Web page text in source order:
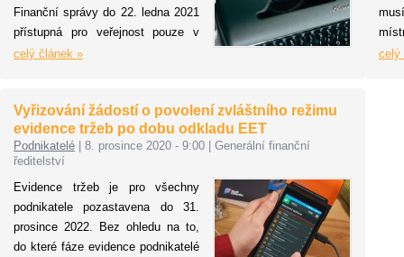
Finanční správy do 22. ledna 2021
přístupná pro veřejnost pouze v
omezeném rozsahu.
celý článek » celý
Vyřizování žádostí o povolení zvláštního režimu
evidence tržeb po dobu odkladu EET
Podnikatelé 8. prosince 2020 - 9:00
Generální finanční
ředitelství
Evidence tržeb je pro všechny
podnikatele pozastavena do 31.
prosince 2022. Bez ohledu na to,
do které fáze evidence podnikatelé